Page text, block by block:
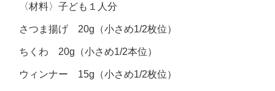
〈材料〉子ども１人分
さつま揚げ 20g（小さめ1/2枚位）
ちくわ 20g（小さめ1/2本位）
ウィンナー 15g（小さめ1/2枚位）